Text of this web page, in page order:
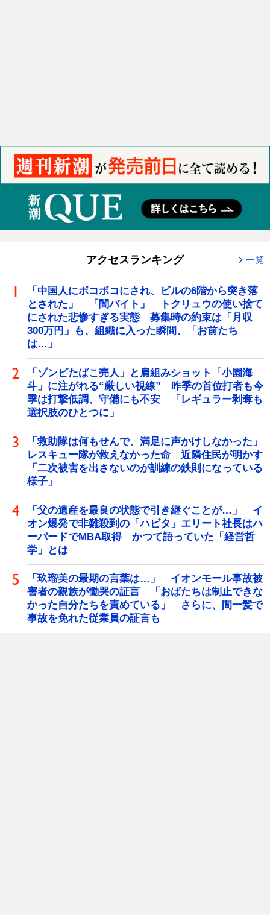
アクセスランキング 一覧
「中国人にボコボコにされ、ビルの6階から突き落
とされた」 「闇バイト」 トクリュウの使い捨て
にされた悲惨すぎる実態 募集時の約束は「月収
300万円」も、組織に入った瞬間、「お前たち
は…」
「ゾンビたばこ売人」と肩組みショット「小園海
斗」に注がれる“厳しい視線” 昨季の首位打者も今
季は打撃低調、守備にも不安 「レギュラー剥奪も
選択肢のひとつに」
「救助隊は何もせんで、満足に声かけしなかった」
レスキュー隊が救えなかった命 近隣住民が明かす
「二次被害を出さないのが訓練の鉄則になっている
様子」
「父の遺産を最良の状態で引き継ぐことが…」 イ
オン爆発で非難殺到の「ハビタ」エリート社長はハ
ーバードでMBA取得 かつて語っていた「経営哲
学」とは
「玖瑠美の最期の言葉は…」 イオンモール事故被
害者の親族が慟哭の証言 「おばたちは制止できな
かった自分たちを責めている」 さらに、間一髪で
事故を免れた従業員の証言も